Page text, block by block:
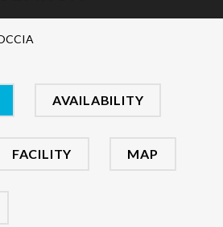
AVAILABILITY
FACILITY MAP